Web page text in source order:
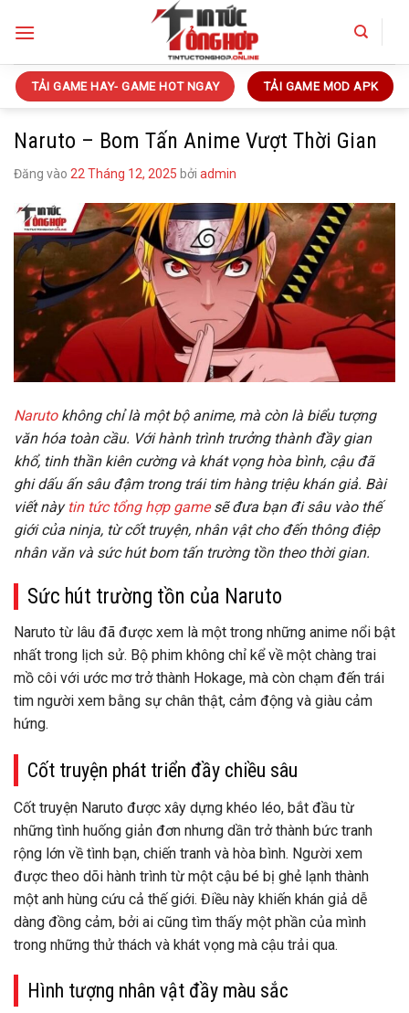
qua
dung TẢI GAME HAY- GAME HOT NGAY TẢI GAME MOD APK
Naruto – Bom Tấn Anime Vượt Thời Gian
Đăng vào 22 Tháng 12, 2025 bởi admin
Narutokhông chỉ là một bộ anime, mà còn là biểu tượng
văn hóa toàn cầu. Với hành trình trưởng thành đầy gian
khổ, tinh thần kiên cường và khát vọng hòa bình, cậu đã
ghi dấu ấn sâu đậm trong trái tim hàng triệu khán giả. Bài
viết này tin tức tổng hợp gamesẽ đưa bạn đi sâu vào thế
giới của ninja, từ cốt truyện, nhân vật cho đến thông điệp
nhân văn và sức hút bom tấn trường tồn theo thời gian.
Sức hút trường tồn của Naruto
Naruto từ lâu đã được xem là một trong những anime nổi bật
nhất trong lịch sử. Bộ phim không chỉ kể về một chàng trai
mồ côi với ước mơ trở thành Hokage, mà còn chạm đến trái
tim người xem bằng sự chân thật, cảm động và giàu cảm
hứng.
Cốt truyện phát triển đầy chiều sâu
Cốt truyện Naruto được xây dựng khéo léo, bắt đầu từ
những tình huống giản đơn nhưng dần trở thành bức tranh
rộng lớn về tình bạn, chiến tranh và hòa bình. Người xem
được theo dõi hành trình từ một cậu bé bị ghẻ lạnh thành
một anh hùng cứu cả thế giới. Điều này khiến khán giả dễ
dàng đồng cảm, bởi ai cũng tìm thấy một phần của mình
trong những thử thách và khát vọng mà cậu trải qua.
Hình tượng nhân vật đầy màu sắc